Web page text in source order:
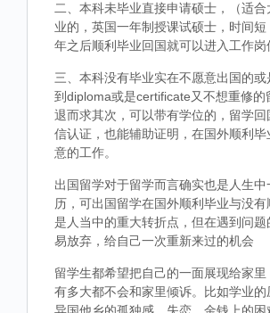
二、本科未毕业直接申请硕士，（适
业的，英国一年制授课试硕士，时间
年之后顺利毕业回国就可以进入工作岗
三、本科没有毕业实在不愿意出国的
到diploma或是certificate又不想重修的
退而求其次，可以带有学位的，留学回
信认证，也能辅助证明，在国外顺利
意的工作。
出国留学对于留学而言确实也是人生
历，可出国留学在国外顺利毕业与没
是人当中的重大转折点，但在遇到问题
易放弃，给自己一次重新来过的机会
留学生都希望把自己的一面展现给家里
有多大都不会和家里倾诉。比如学业的